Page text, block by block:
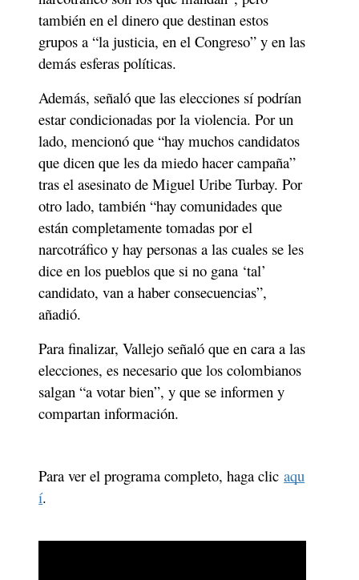
también en el dinero que destinan estos
grupos a “la justicia, en el Congreso” y en las
demás esferas políticas.
Además, señaló que las elecciones sí podrían
estar condicionadas por la violencia. Por un
lado, mencionó que “hay muchos candidatos
que dicen que les da miedo hacer campaña”
tras el asesinato de Miguel Uribe Turbay. Por
otro lado, también “hay comunidades que
están completamente tomadas por el
narcotráfico y hay personas a las cuales se les
dice en los pueblos que si no gana ‘tal’
candidato, van a haber consecuencias”,
añadió.
Para finalizar, Vallejo señaló que en cara a las
elecciones, es necesario que los colombianos
salgan “a votar bien”, y que se informen y
compartan información.
Para ver el programa completo, haga clic aqu
í.